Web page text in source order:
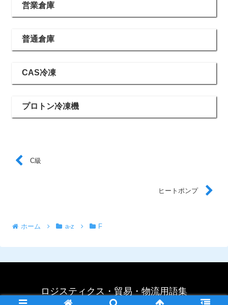
営業倉庫
普通倉庫
CAS冷凍
プロトン冷凍機
C級
ヒートポンプ
ホーム a-z F
ロジスティクス・貿易・物流用語集